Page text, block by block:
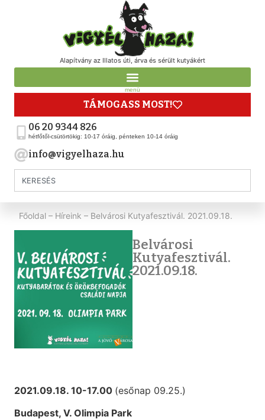
Alapítvány az Illatos úti, árva és sérült kutyákért
menü
TÁMOGASS MOST!
06 20 9344 826
hétfőtől-csütörtökig: 10-17 óráig, pénteken 10-14 óráig
info@vigyelhaza.hu
Főoldal – Híreink – Belvárosi Kutyafesztivál. 2021.09.18.
Belvárosi
Kutyafesztivál.
2021.09.18.
2021.09.18. 10-17.00 (esőnap 09.25.)
Budapest, V. Olimpia Park